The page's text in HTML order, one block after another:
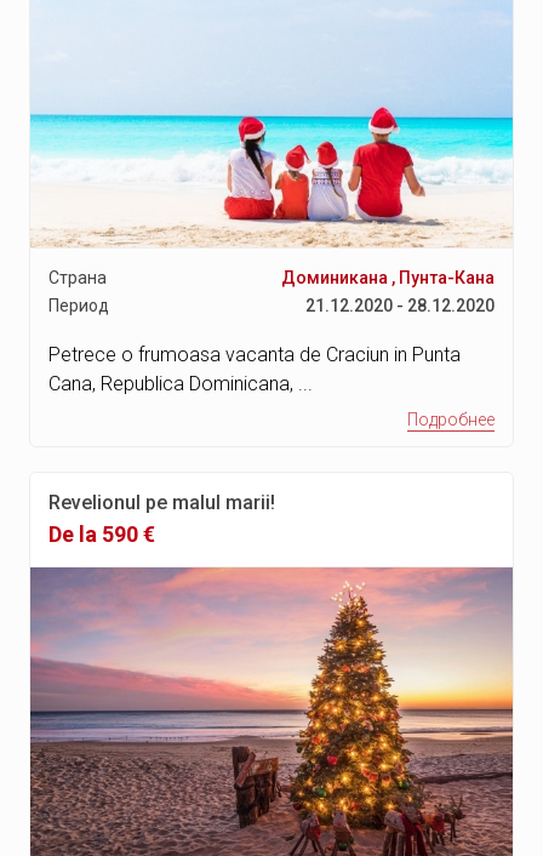
Меллиха
Сент-Полс Бэй
Аттард
Рабат
Писсури
Лаци
Валлетта
Плайя-дель-Кармен
Ривьера Майя
Остров Косумель
Тулум
Остров Мухерес
Мехико
Агадир
Страна Доминикана , Пунта-Кана
Период
21.12.2020 - 28.12.2020
Petrece o frumoasa vacanta de Craciun in Punta
Cana, Republica Dominicana, ...
Подробнее
Revelionul pe malul marii!
De la 590 €